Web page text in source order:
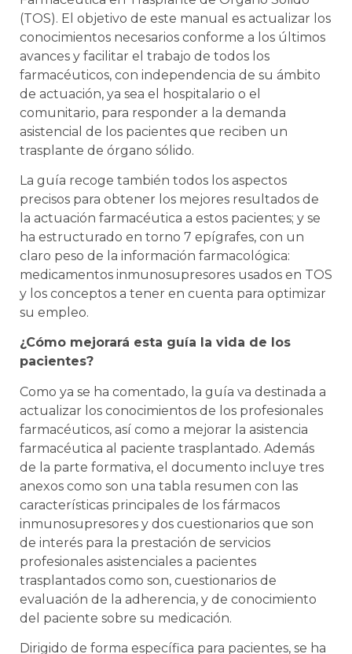
(TOS). El objetivo de este manual es actualizar los
conocimientos necesarios conforme a los últimos
avances y facilitar el trabajo de todos los
farmacéuticos, con independencia de su ámbito
de actuación, ya sea el hospitalario o el
comunitario, para responder a la demanda
asistencial de los pacientes que reciben un
trasplante de órgano sólido.
La guía recoge también todos los aspectos
precisos para obtener los mejores resultados de
la actuación farmacéutica a estos pacientes; y se
ha estructurado en torno 7 epígrafes, con un
claro peso de la información farmacológica:
medicamentos inmunosupresores usados en TOS
y los conceptos a tener en cuenta para optimizar
su empleo.
¿Cómo mejorará esta guía la vida de los
pacientes?
Como ya se ha comentado, la guía va destinada a
actualizar los conocimientos de los profesionales
farmacéuticos, así como a mejorar la asistencia
farmacéutica al paciente trasplantado. Además
de la parte formativa, el documento incluye tres
anexos como son una tabla resumen con las
características principales de los fármacos
inmunosupresores y dos cuestionarios que son
de interés para la prestación de servicios
profesionales asistenciales a pacientes
trasplantados como son, cuestionarios de
evaluación de la adherencia, y de conocimiento
del paciente sobre su medicación.
Dirigido de forma específica para pacientes, se ha